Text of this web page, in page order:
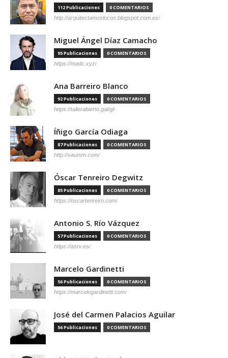
112 Publicaciones 0 COMENTARIOS
http://arquitectamoslocos.blogspot.com.es/
Miguel Ángel Díaz Camacho
95 Publicaciones 0 COMENTARIOS
https://madc.xyz/
Ana Barreiro Blanco
92 Publicaciones 0 COMENTARIOS
https://tallerabierto.gal/gl/
Íñigo García Odiaga
87 Publicaciones 0 COMENTARIOS
http://vaumm.com/
Óscar Tenreiro Degwitz
85 Publicaciones 0 COMENTARIOS
https://oscartenreiro.com/
Antonio S. Río Vázquez
57 Publicaciones 0 COMENTARIOS
https://asrv.es/
Marcelo Gardinetti
56 Publicaciones 0 COMENTARIOS
https://marcelogardinetti.com/
José del Carmen Palacios Aguilar
56 Publicaciones 0 COMENTARIOS